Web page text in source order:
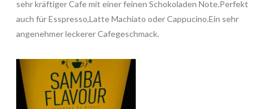
sehr kräftiger Cafe mit einer feinen Schokoladen Note.Perfekt
auch für Esspresso,Latte Machiato oder Cappucino.Ein sehr
angenehmer leckerer Cafegeschmack.